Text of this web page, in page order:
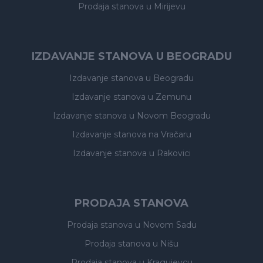
Prodaja stanova u Mirijevu
IZDAVANJE STANOVA U BEOGRADU
Izdavanje stanova u Beogradu
Izdavanje stanova u Zemunu
Izdavanje stanova u Novom Beogradu
Izdavanje stanova na Vračaru
Izdavanje stanova u Rakovici
PRODAJA STANOVA
Prodaja stanova u Novom Sadu
Prodaja stanova u Nišu